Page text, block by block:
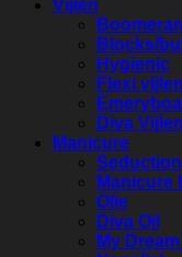
Vijlen
Blocks/
Hygienic
Flexi vijlen
Diva Vijlen
Manicure
Seduction
Manicure
Olie
Diva Oil
My